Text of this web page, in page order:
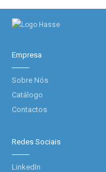
Empresa
Sobre Nós
Catálogo
Contactos
Redes Sociais
LinkedIn